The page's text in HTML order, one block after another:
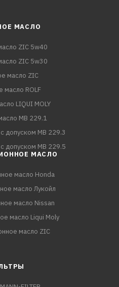
МАСЛО
ZIC 5w40
ZIC 5w30
масло ZIC
масло ROLF
LIQUI MOLY
MB 229.1
допуском MB 229.3
допуском MB 229.5
МАСЛО
масло Honda
масло Лукойл
масло Nissan
масло Liqui Moly
масло ZIC